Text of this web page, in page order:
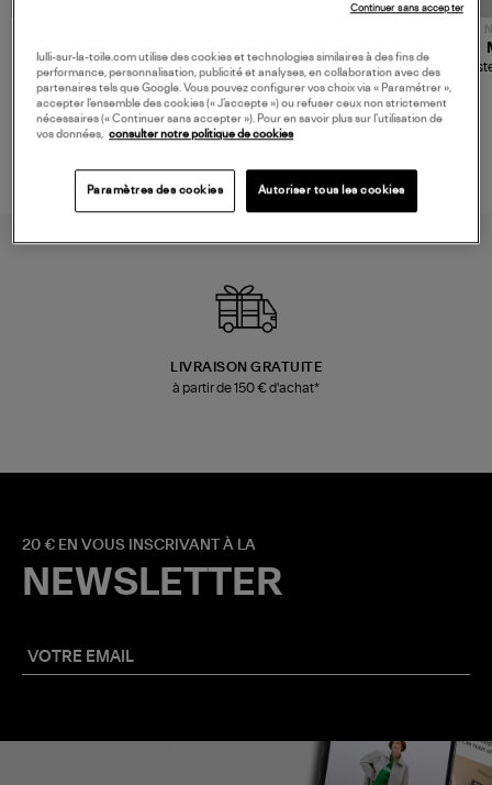
480,00 €
JEROME DREYFUSS
Sac Bobi S Cuir Lamé
Champagne
189,00 €
TORAL
Mocassins Killian Sport
Mousse
LIVRAISON GRATUITE
à partir de 150 € d'achat*
20 € EN VOUS INSCRIVANT À LA
NEWSLETTER
lulli-sur-la-toile.com utilise des cookies et technologies similaires à des fins de
performance, personnalisation, publicité et analyses, en collaboration avec des
partenaires tels que Google. Vous pouvez configurer vos choix via « Paramétrer »,
accepter l’ensemble des cookies (« J’accepte ») ou refuser ceux non strictement
nécessaires (« Continuer sans accepter »). Pour en savoir plus sur l’utilisation de
vos données, consulter notre politique de cookies
Paramètres des cookies Autoriser tous les cookies
Continuer sans accepter